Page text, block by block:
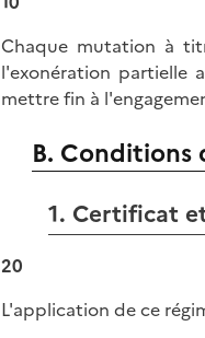
Chaque mutation à
l'exonération partielle
mettre fin à
B.
1. Certificat
20
L'application de ce